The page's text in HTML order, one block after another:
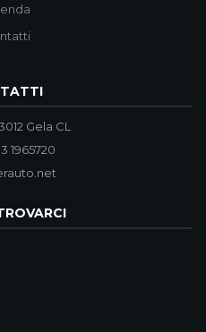
Gela CL
1965720